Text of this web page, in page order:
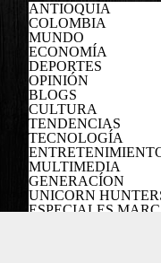
ANTIOQUIA
COLOMBIA
MUNDO
ECONOMÍA
DEPORTES
OPINIÓN
BLOGS
CULTURA
TENDENCIAS
TECNOLOGÍA
MULTIMEDIA
GENERACÍON
UNICORN
ESPECIALES